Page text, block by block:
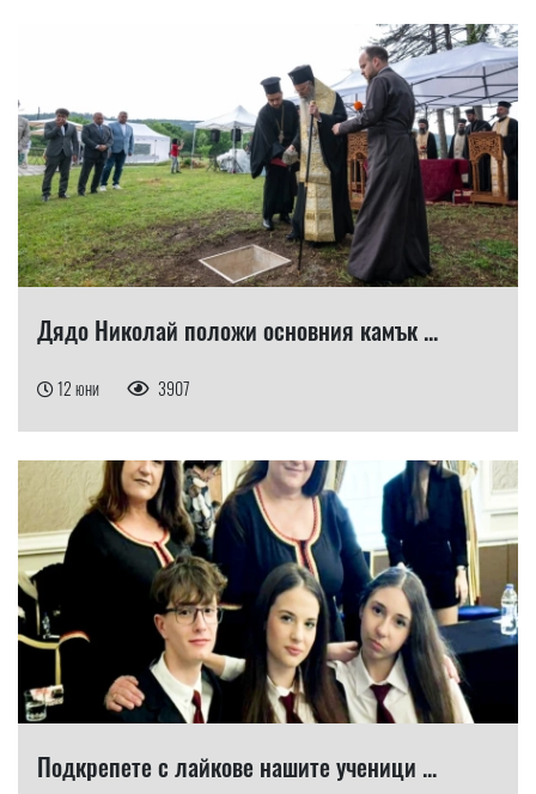
Дядо Николай положи основния камък ...
12 юни 3907
​Подкрепете с лайкове нашите ученици ...